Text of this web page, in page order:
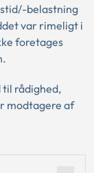
belastning
var rimeligt i
foretages
til rådighed,
modtagere af